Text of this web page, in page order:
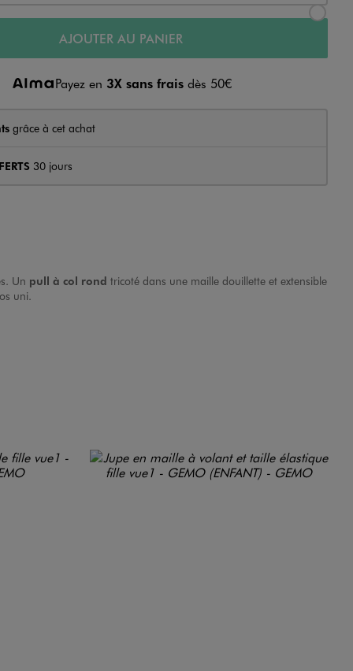
AJOUTER AU PANIER
Payez en 3X sans fraisdès 50€
grâce à cet achat
30 jours
Un pull à col rond tricoté dans une maille douillette et extensible
uni.